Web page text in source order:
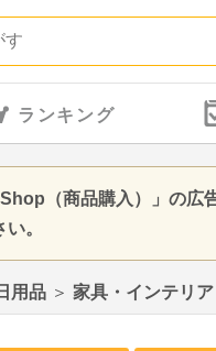
ランキング
（商品購入）」の広
。
用品 ＞ 家具・インテリア